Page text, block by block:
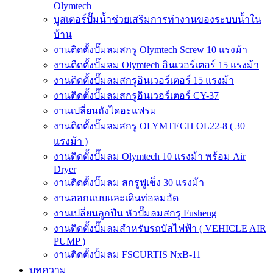
Olymtech
บูสเตอร์ปั๊มน้ำช่วยเสริมการทำงานของระบบน้ำใน
บ้าน
งานติดตั้งปั๊มลมสกรู Olymtech Screw 10 แรงม้า
งานตืดตั้งปั๊มลม Olymtech อินเวอร์เตอร์ 15 แรงม้า
งานติดตั้งปั๊มลมสกรูอินเวอร์เตอร์ 15 แรงม้า
งานติดตั้งปั๊มลมสกรูอินเวอร์เตอร์ CY-37
งานเปลี่ยนถังไดอะแฟรม
งานติดตั้งปั๊มลมสกรู OLYMTECH OL22-8 ( 30
แรงม้า )
งานติดตั้งปั๊มลม Olymtech 10 แรงม้า พร้อม Air
Dryer
งานติดตั้งปั๊มลม สกรูฟูเช็ง 30 แรงม้า
งานออกแบบและเดินท่อลมอัด
งานเปลี่ยนลูกปืน หัวปั๊มลมสกรู Fusheng
งานติดตั้งปั๊มลมสำหรับรถบัสไฟฟ้า ( VEHICLE AIR
PUMP )
งานติดตั้งปั้มลม FSCURTIS NxB-11
บทความ